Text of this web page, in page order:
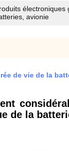
électroniques
avionie
de vie de la
de la